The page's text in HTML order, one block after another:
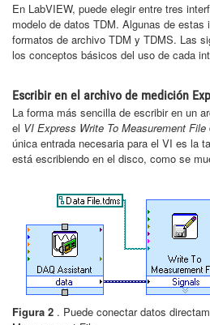
En LabVIEW, puede elegir entre tres
modelo de datos TDM. Algunas de estas
formatos de archivo TDM y TDMS. Las
los conceptos básicos del uso de cada
Escribir en el archivo de medición
La forma más sencilla de escribir en un
el VI Express Write To Measurement File
única entrada necesaria para el VI es la
está escribiendo en el disco, como se
Figura 2 . Puede conectar datos